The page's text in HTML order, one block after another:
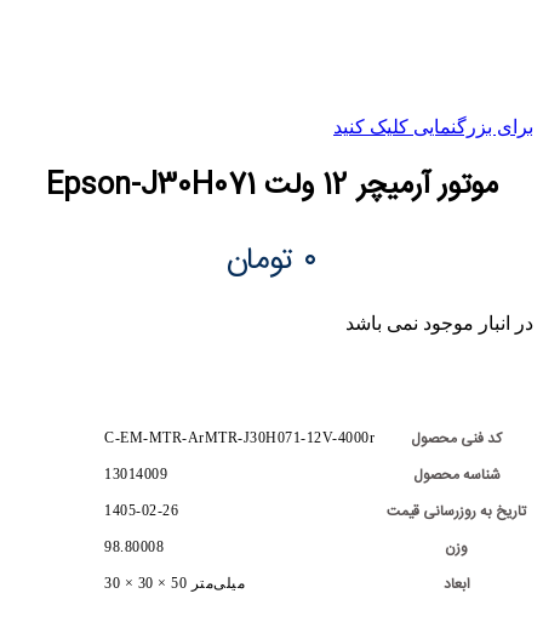
برای بزرگنمایی کلیک کنید
موتور آرمیچر 12 ولت Epson-J30H071
۰ تومان
در انبار موجود نمی باشد
کد فنی محصول C-EM-MTR-ArMTR-J30H071-12V-4000r
شناسه محصول 13014009
تاریخ به روزرسانی قیمت 1405-02-26
وزن 98.80008
ابعاد 30 × 30 × 50 میلی‌متر